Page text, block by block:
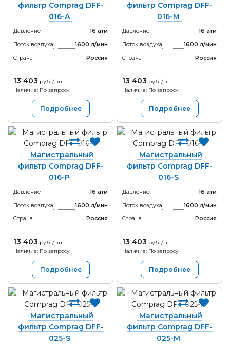
фильтр Comprag DFF-
016-A
Давление
16 атм
Поток воздуха
1600 л/мин
Страна
Россия
13 403 руб. / шт.
Наличие: По запросу
Подробнее
фильтр Comprag DFF-
016-M
Давление
16 атм
Поток воздуха
1600 л/мин
Страна
Россия
13 403 руб. / шт.
Наличие: По запросу
Подробнее
Магистральный
фильтр Comprag DFF-
016-P
Давление
16 атм
Поток воздуха
1600 л/мин
Страна
Россия
13 403 руб. / шт.
Наличие: По запросу
Подробнее
Магистральный
фильтр Comprag DFF-
016-S
Давление
16 атм
Поток воздуха
1600 л/мин
Страна
Россия
13 403 руб. / шт.
Наличие: По запросу
Подробнее
Магистральный
фильтр Comprag DFF-
025-S
Магистральный
фильтр Comprag DFF-
025-M